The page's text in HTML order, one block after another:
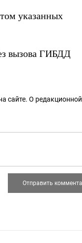
указанных
вызова ГИБДД
сайте. О редакционной